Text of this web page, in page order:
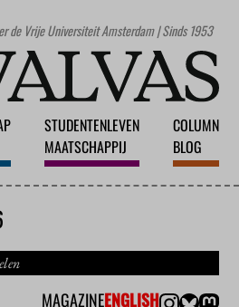
de Vrije Universiteit Amsterdam | Sinds 1953
STUDENTENLEVEN
MAATSCHAPPIJ
COLUMN
BLOG
MAGAZINEENGLISH